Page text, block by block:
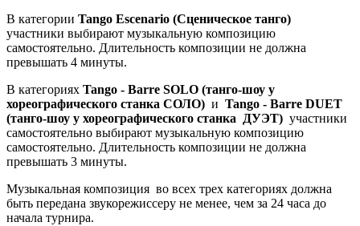
В категории Tango Escenario (Сценическое танго)
участники выбирают музыкальную композицию
самостоятельно. Длительность композиции не должна
превышать 4 минуты.
В категориях Tango - Barre SOLO (танго-шоу у
хореографического станка СОЛО) и Tango - Barre DUET
(танго-шоу у хореографического станка ДУЭТ) участники
самостоятельно выбирают музыкальную композицию
самостоятельно. Длительность композиции не должна
превышать 3 минуты.
Музыкальная композиция во всех трех категориях должна
быть передана звукорежиссеру не менее, чем за 24 часа до
начала турнира.